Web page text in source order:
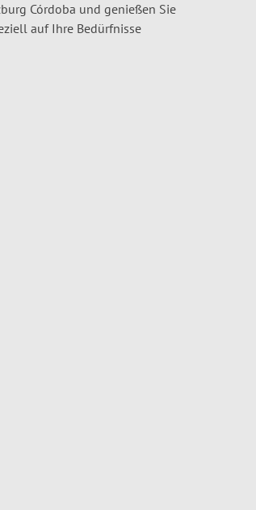
Córdoba und genießen Sie
auf Ihre Bedürfnisse